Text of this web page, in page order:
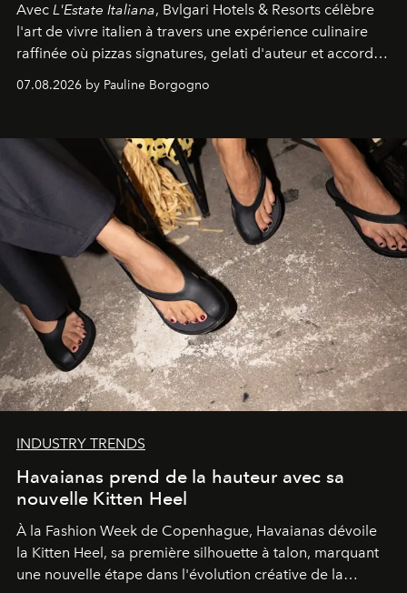
Avec L'Estate Italiana, Bvlgari Hotels & Resorts célèbre
l'art de vivre italien à travers une expérience culinaire
raffinée où pizzas signatures, gelati d'auteur et accords
d'exception composent un véritable voyage sensoriel.
07.08.2026 by Pauline Borgogno
INDUSTRY TRENDS
Havaianas prend de la hauteur avec sa
nouvelle Kitten Heel
À la Fashion Week de Copenhague, Havaianas dévoile
la Kitten Heel, sa première silhouette à talon, marquant
une nouvelle étape dans l'évolution créative de la